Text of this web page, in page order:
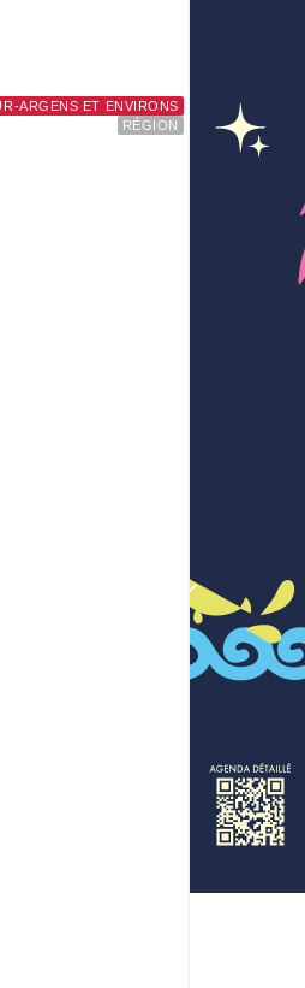
ARGENS ET ENVIRONS
RÉGION